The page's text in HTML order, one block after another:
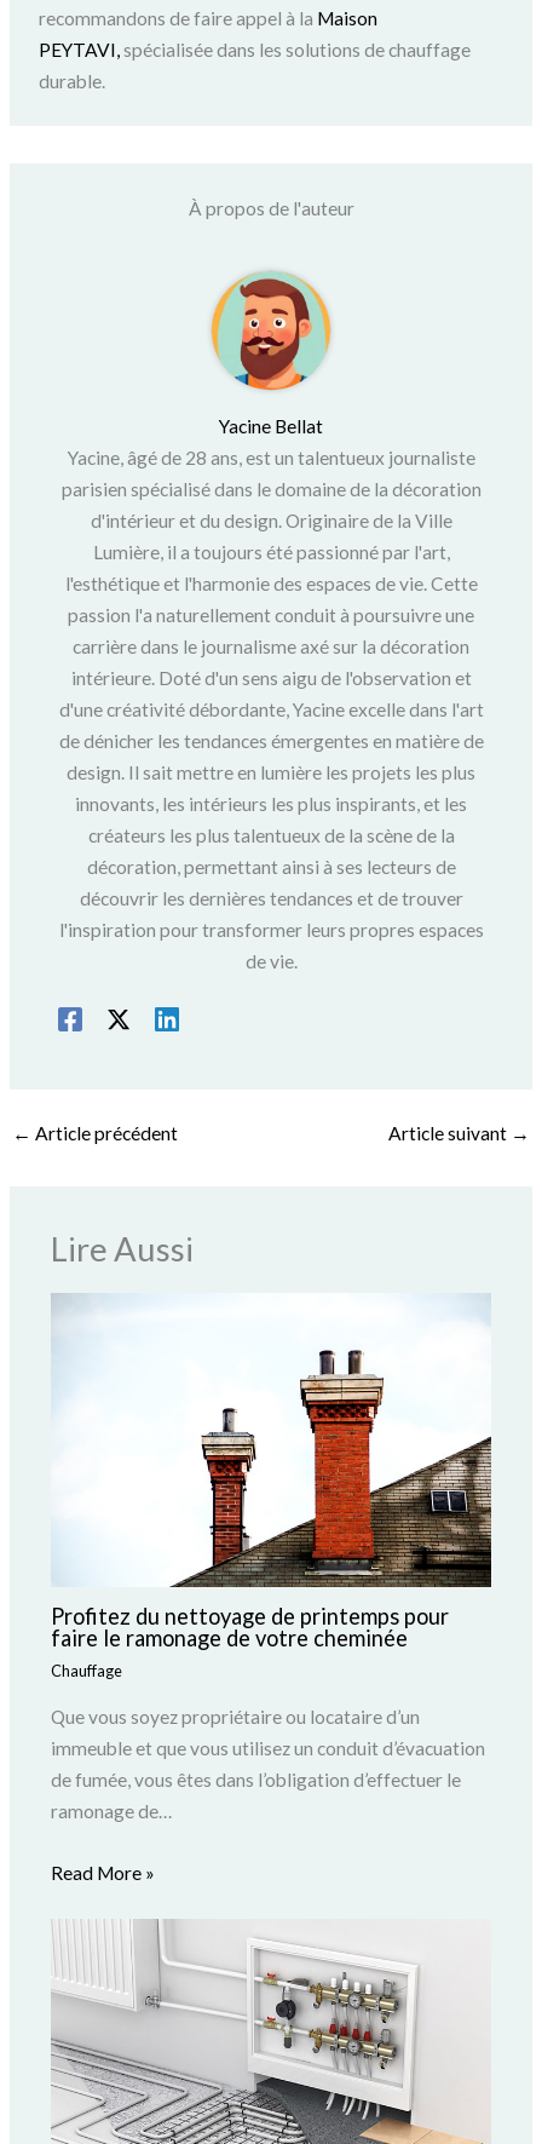
recommandons de faire appel à la Maison
PEYTAVI, spécialisée dans les solutions de chauffage
durable.
À propos de l'auteur
Yacine Bellat
Yacine, âgé de 28 ans, est un talentueux journaliste
parisien spécialisé dans le domaine de la décoration
d'intérieur et du design. Originaire de la Ville
Lumière, il a toujours été passionné par l'art,
l'esthétique et l'harmonie des espaces de vie. Cette
passion l'a naturellement conduit à poursuivre une
carrière dans le journalisme axé sur la décoration
intérieure. Doté d'un sens aigu de l'observation et
d'une créativité débordante, Yacine excelle dans l'art
de dénicher les tendances émergentes en matière de
design. Il sait mettre en lumière les projets les plus
innovants, les intérieurs les plus inspirants, et les
créateurs les plus talentueux de la scène de la
décoration, permettant ainsi à ses lecteurs de
découvrir les dernières tendances et de trouver
l'inspiration pour transformer leurs propres espaces
de vie.
← Article précédent Article suivant →
Lire Aussi
Profitez du nettoyage de printemps pour
faire le ramonage de votre cheminée
Chauffage
Que vous soyez propriétaire ou locataire d’un
immeuble et que vous utilisez un conduit d’évacuation
de fumée, vous êtes dans l’obligation d’effectuer le
ramonage de…
Read More »